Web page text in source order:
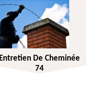
Entretien De Cheminée
74